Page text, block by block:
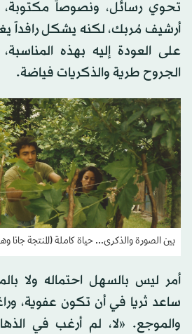
تحوي رسائل، ونصوصاً مكتوبة،
أرشيف مُربك، لكنه يشكل رافداً
على العودة إليه بهذه
الجروح طرية والذكريات فياضة.
بين الصورة والذكرى... حياة كاملة (المنتجة جانا
أمر ليس بالسهل احتماله ولا
ساعد ثريا في أن تكون عفوية،
والموجع. «لا، لم أرغب في